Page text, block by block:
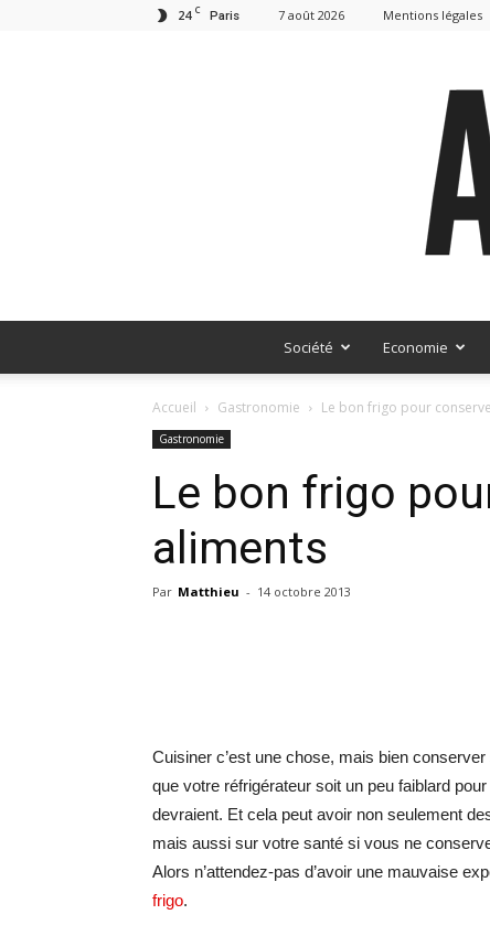
24 C Paris 7 août 2026 Mentions légales
Société Economie
Accueil Gastronomie Le bon frigo pour
Gastronomie
Le bon frigo
aliments
Par Matthieu - 14 octobre 2013
Cuisiner c’est une chose, mais bien
que votre réfrigérateur soit un peu faiblard
devraient. Et cela peut avoir non seulement
mais aussi sur votre santé si vous ne
Alors n’attendez-pas d’avoir une mauvaise
frigo.